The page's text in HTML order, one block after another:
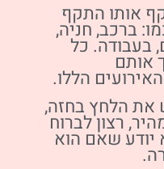
אותו התקף
ברכב, חניה,
בעבודה. כל
אותם
הללו.
את הלחץ בחזה,
רצון לברוח
שאם הוא